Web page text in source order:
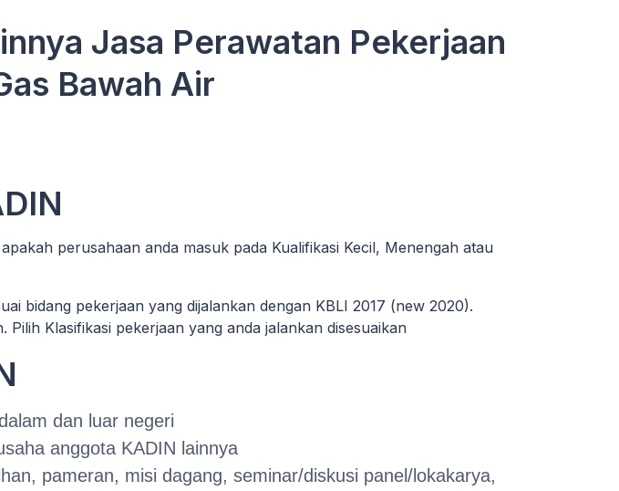
Jasa Perawatan Pekerjaan
Bawah Air
perusahaan anda masuk pada Kualifikasi Kecil, Menengah atau
bidang pekerjaan yang dijalankan dengan KBLI 2017 (new 2020).
Klasifikasi pekerjaan yang anda jalankan disesuaikan
dan luar negeri
anggota KADIN lainnya
pameran, misi dagang, seminar/diskusi panel/lokakarya,